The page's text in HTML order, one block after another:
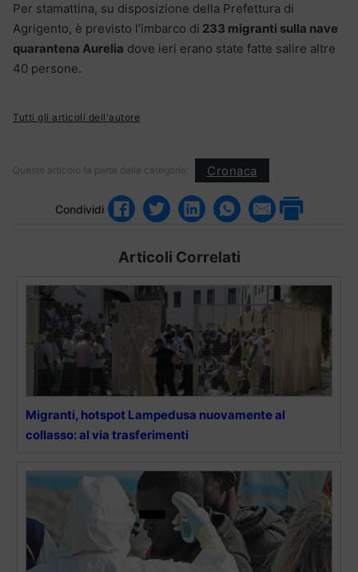
Per stamattina, su disposizione della Prefettura di
Agrigento, è previsto l’imbarco di 233 migranti sulla nave
quarantena Aurelia dove ieri erano state fatte salire altre
40 persone.
Tutti gli articoli dell'autore
Questo articolo fa parte delle categorie: Cronaca
Condividi
Articoli Correlati
Migranti, hotspot Lampedusa nuovamente al
collasso: al via trasferimenti